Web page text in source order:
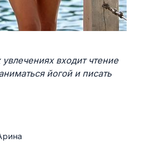
входит чтение
йогой и писать